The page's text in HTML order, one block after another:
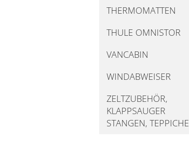
THERMOMATTEN
THULE OMNISTOR
VANCABIN
WINDABWEISER
ZELTZUBEHÖR,
KLAPPSAUGER
STANGEN, TEPPICHE